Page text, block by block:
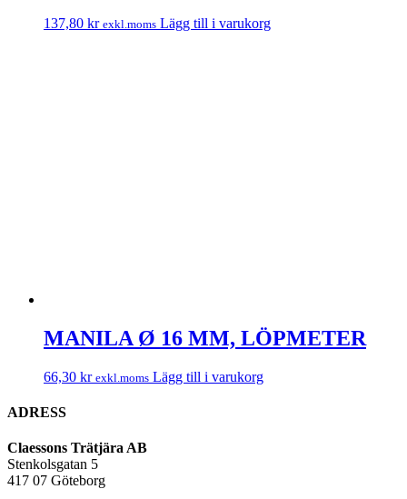
137,80 kr exkl.moms Lägg till i varukorg
MANILA Ø 16 MM, LÖPMETER
66,30 kr exkl.moms Lägg till i varukorg
ADRESS
Claessons Trätjära AB
Stenkolsgatan 5
417 07 Göteborg